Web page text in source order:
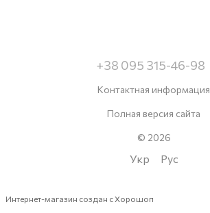
+38 095 315-46-98
Контактная информация
Полная версия сайта
© 2026
Укр Рус
Интернет-магазин создан с Хорошоп